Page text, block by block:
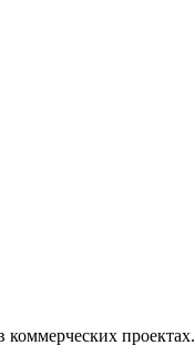
проектах.